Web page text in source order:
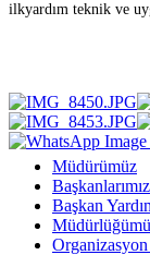
ilkyardım teknik ve
Müdürümüz
Başkanlarımız
Başkan
Organizasyon